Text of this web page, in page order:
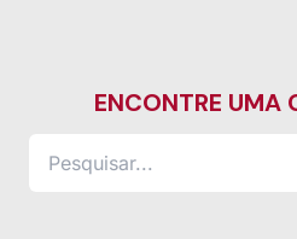
ENCONTRE UMA